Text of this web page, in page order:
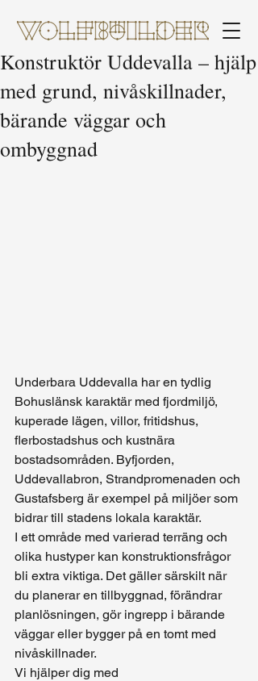
Konstruktör Uddevalla – hjälp
med grund, nivåskillnader,
bärande väggar och
ombyggnad
Underbara Uddevalla har en tydlig
Bohuslänsk karaktär med fjordmiljö,
kuperade lägen, villor, fritidshus,
flerbostadshus och kustnära
bostadsområden. Byfjorden,
Uddevallabron, Strandpromenaden och
Gustafsberg är exempel på miljöer som
bidrar till stadens lokala karaktär.
I ett område med varierad terräng och
olika hustyper kan konstruktionsfrågor
bli extra viktiga. Det gäller särskilt när
du planerar en tillbyggnad, förändrar
planlösningen, gör ingrepp i bärande
väggar eller bygger på en tomt med
nivåskillnader.
Vi hjälper dig med